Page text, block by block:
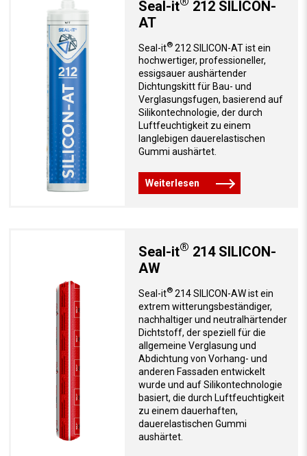
Seal-it
212 SILICON-
AT
Seal-it®212 SILICON-AT ist ein
hochwertiger, professioneller,
essigsauer aushärtender
Dichtungskitt für Bau- und
Verglasungsfugen, basierend auf
Silikontechnologie, der durch
Luftfeuchtigkeit zu einem
langlebigen dauerelastischen
Gummi aushärtet.
Weiterlesen
Seal-it® 214 SILICON-
AW
Seal-it®214 SILICON-AW ist ein
extrem witterungsbeständiger,
nachhaltiger und neutralhärtender
Dichtstoff, der speziell für die
allgemeine Verglasung und
Abdichtung von Vorhang- und
anderen Fassaden entwickelt
wurde und auf Silikontechnologie
basiert, die durch Luftfeuchtigkeit
zu einem dauerhaften,
dauerelastischen Gummi
aushärtet.